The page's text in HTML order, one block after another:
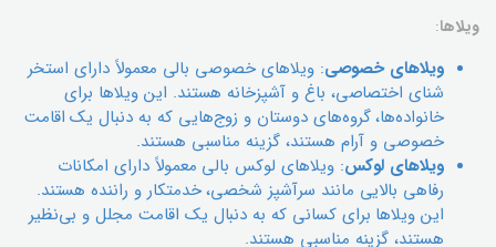
ویلاها:
ویلاهای خصوصی: ویلاهای خصوصی بالی معمولاً دارای استخر
شنای اختصاصی، باغ و آشپزخانه هستند. این ویلاها برای
خانواده‌ها، گروه‌های دوستان و زوج‌هایی که به دنبال یک اقامت
خصوصی و آرام هستند، گزینه مناسبی هستند.
ویلاهای لوکس: ویلاهای لوکس بالی معمولاً دارای امکانات
رفاهی بالایی مانند سرآشپز شخصی، خدمتکار و راننده هستند.
این ویلاها برای کسانی که به دنبال یک اقامت مجلل و بی‌نظیر
هستند، گزینه مناسبی هستند.